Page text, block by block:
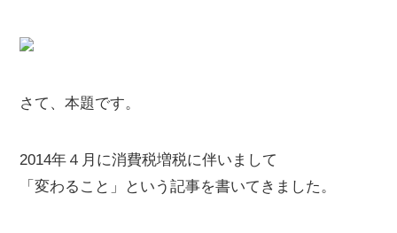
さて、本題です。
2014年４月に消費税増税に伴いまして
「変わること」という記事を書いてきました。